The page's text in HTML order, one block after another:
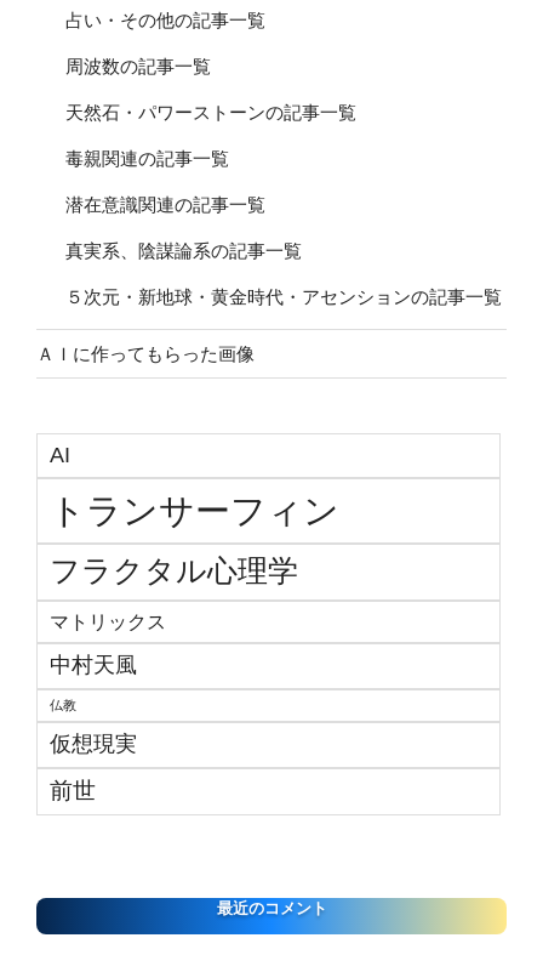
占い・その他の記事一覧
周波数の記事一覧
天然石・パワーストーンの記事一覧
毒親関連の記事一覧
潜在意識関連の記事一覧
真実系、陰謀論系の記事一覧
５次元・新地球・黄金時代・アセンションの記事一覧
ＡＩに作ってもらった画像
AI
トランサーフィン
フラクタル心理学
マトリックス
中村天風
仏教
仮想現実
前世
最近のコメント